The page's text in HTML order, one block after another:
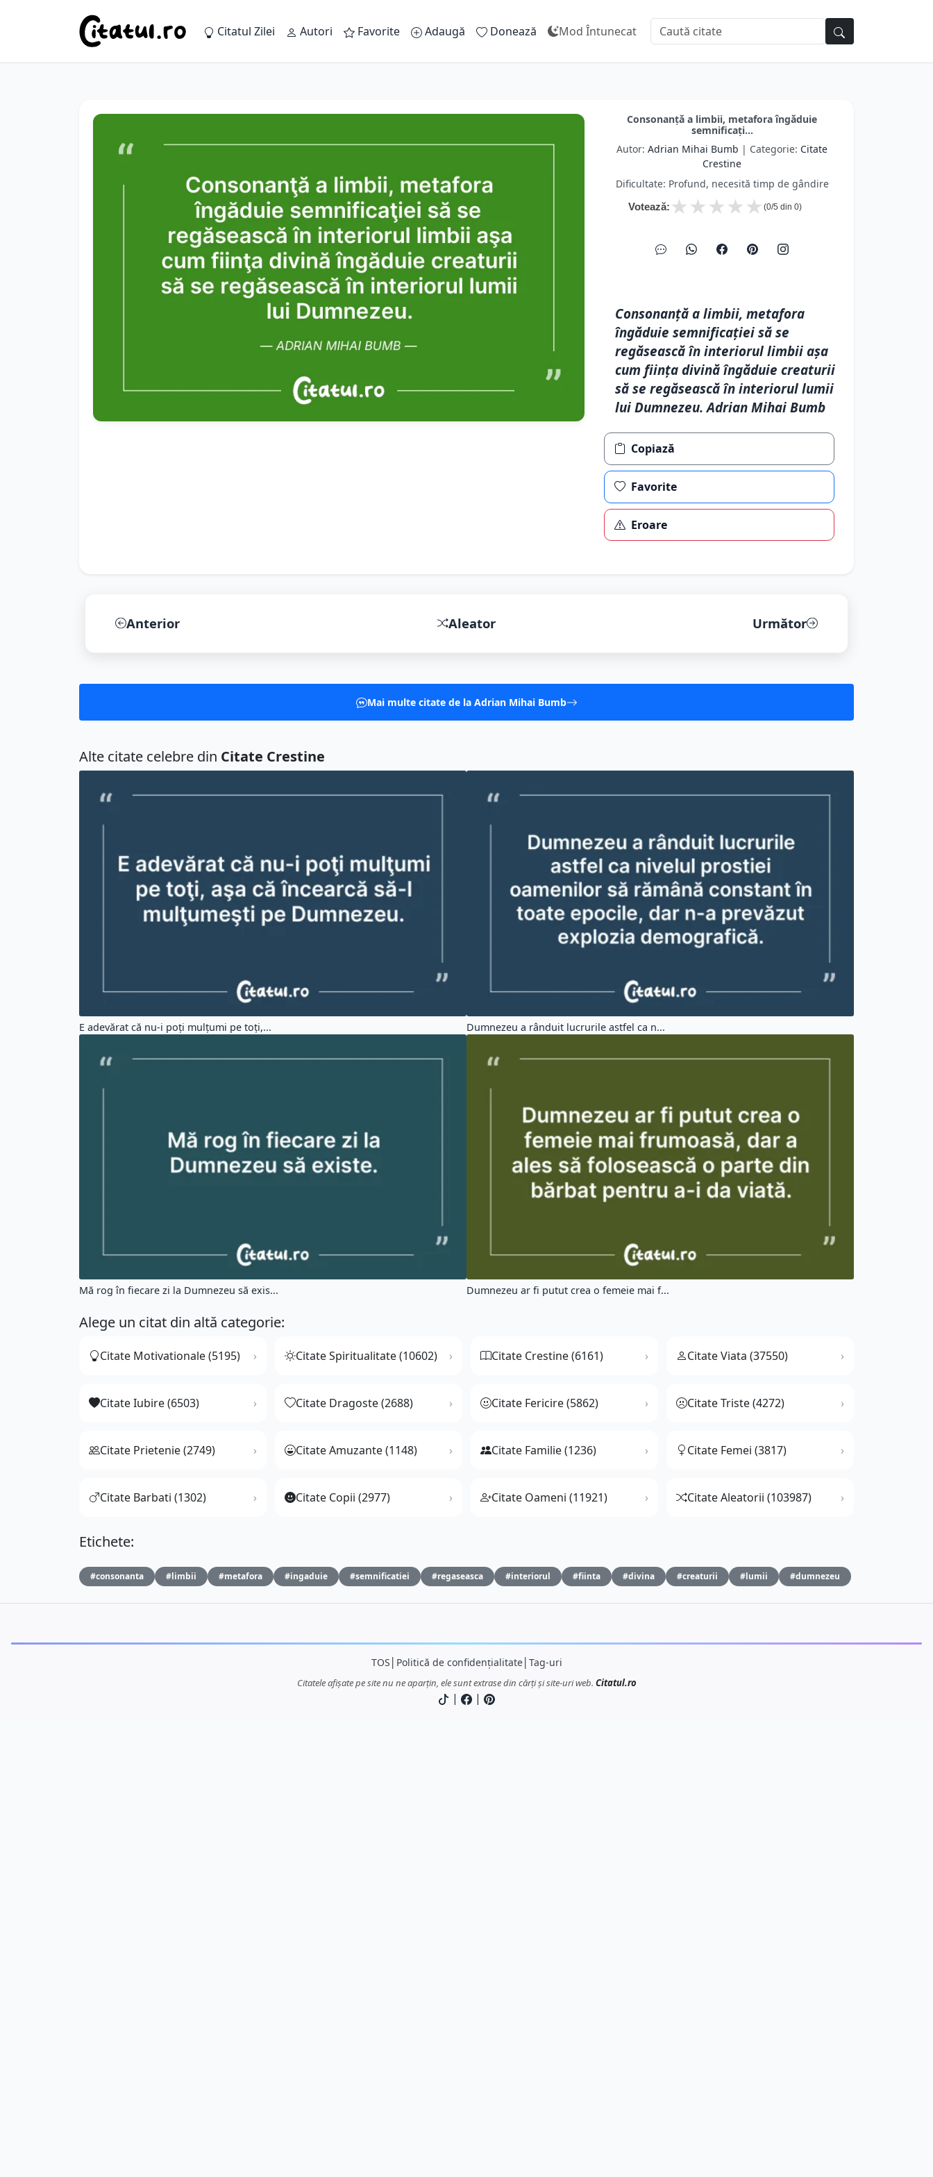
Citatul Zilei Autori Favorite Adaugă Donează Mod Întunecat
Consonanţă a limbii, metafora îngăduie
semnificaţi...
Autor: Adrian Mihai Bumb | Categorie: Citate
Crestine
Dificultate: Profund, necesită timp de gândire
Votează: ★
★
★
★
★ (0/5 din 0)
Consonanţă a limbii, metafora
îngăduie semnificaţiei să se
regăsească în interiorul limbii aşa
cum fiinţa divină îngăduie creaturii
să se regăsească în interiorul lumii
lui Dumnezeu. Adrian Mihai Bumb
Copiază
Favorite
Eroare
Anterior Aleator Următor
Mai multe citate de la Adrian Mihai Bumb
Alte citate celebre din Citate Crestine
E adevărat că nu-i poţi mulţumi pe toţi,... Dumnezeu a rânduit lucrurile astfel ca n...
Mă rog în fiecare zi la Dumnezeu să exis... Dumnezeu ar fi putut crea o femeie mai f...
Alege un citat din altă categorie:
Citate Motivationale (5195) Citate Spiritualitate (10602) Citate Crestine (6161) Citate Viata (37550)
Citate Iubire (6503) Citate Dragoste (2688) Citate Fericire (5862) Citate Triste (4272)
Citate Prietenie (2749) Citate Amuzante (1148) Citate Familie (1236) Citate Femei (3817)
Citate Barbati (1302) Citate Copii (2977) Citate Oameni (11921) Citate Aleatorii (103987)
Etichete:
#consonanta #limbii #metafora #ingaduie #semnificatiei #regaseasca #interiorul #fiinta #divina #creaturii #lumii #dumnezeu
TOS Politică de confidențialitate│ Tag-uri
Citatele afișate pe site nu ne aparțin, ele sunt extrase din cărți și site-uri web. Citatul.ro
| |